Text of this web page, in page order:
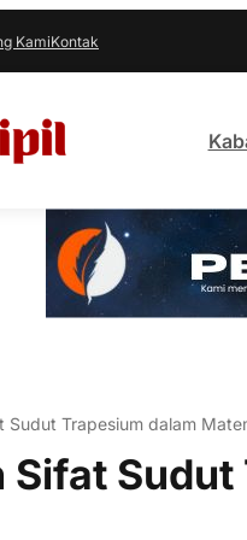
KamiKontak
Sudut Trapesium dalam
Sifat